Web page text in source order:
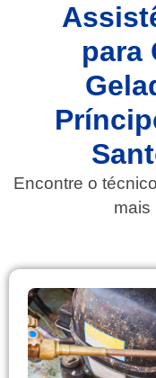
para
Encontre o
mais